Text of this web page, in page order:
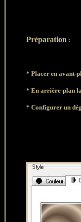
Préparation :
* Placer en avant-
* En arrière-plan
* Configurer un